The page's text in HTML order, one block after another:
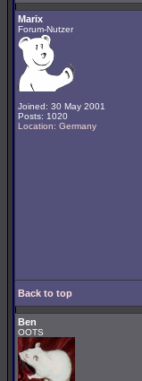
Marix
Forum-Nutzer
Joined: 30 May 2001
Posts: 1020
Location: Germany
Back to top
Ben
OOTS